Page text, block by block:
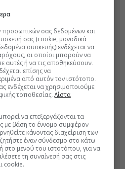
προσωπικών σας δεδομένων και
σας (cookie, μοναδικά
συσκευής) ενδέχεται να
οι οποίοι μπορούν να
ή να τις αποθηκεύσουν.
επίσης να
από αυτόν τον ιστότοπο.
ενδέχεται να χρησιμοποιούμε
τοποθεσίας.Λίστα
να επεξεργάζονται τα
με βάση το έννομο συμφέρον
κάνοντας διαχείριση των
έναν σύνδεσμο στο κάτω
στο μενού του ιστοτόπου, για να
τη συναίνεσή σας στις
cookie.